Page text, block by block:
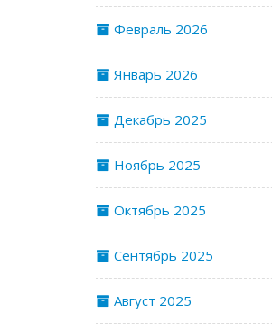
Февраль 2026
Январь 2026
Декабрь 2025
Ноябрь 2025
Октябрь 2025
Сентябрь 2025
Август 2025